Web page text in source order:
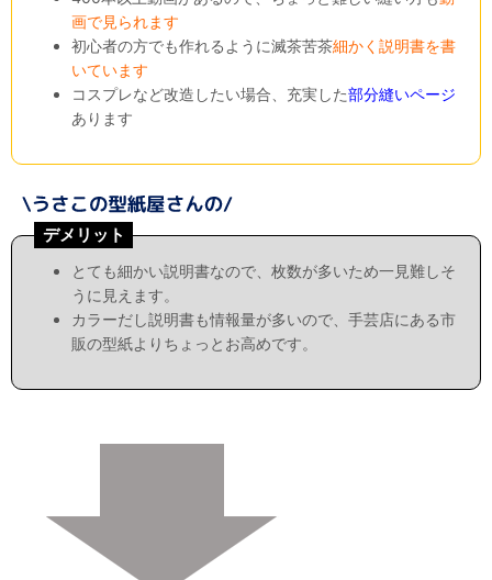
画で見られます
初心者の方でも作れるように滅茶苦茶細かく説明書を書
いています
コスプレなど改造したい場合、充実した部分縫いページ
あります
デメリット
とても細かい説明書なので、枚数が多いため一見難しそ
うに見えます。
カラーだし説明書も情報量が多いので、手芸店にある市
販の型紙よりちょっとお高めです。